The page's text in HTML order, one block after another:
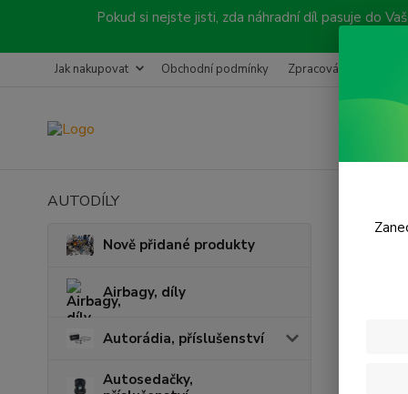
Pokud si nejste jisti, zda náhradní díl pasuje do
Jak nakupovat Obchodní podmínky Zpracování objednávky
AUTODÍLY
Nově přidané produkty
Airbagy, díly
Autorádia, příslušenství
Autosedačky,
V této